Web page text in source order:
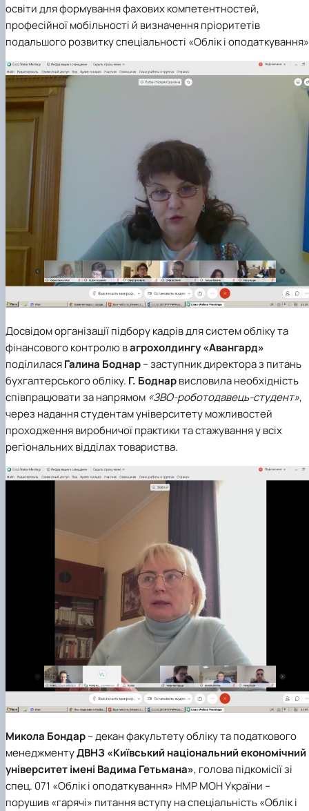
освіти для формування фахових компетентностей,
професійної мобільності й визначення пріоритетів
подальшого розвиткуспеціальності «Облік і оподаткування»
Досвідом організації підбору кадрів для систем обліку та
фінансового контролю вагрохолдингу «Авангард»
поділиласяГалина Боднар– заступник директора з питань
бухгалтерського обліку. Г. Боднарвисловила необхідність
співпрацювати за напрямом «ЗВО-роботодавець-студент»,
через надання студентам університету можливостей
проходження виробничої практики та стажування у всіх
регіональних відділах товариства.
Микола Бондар– декан факультету обліку та податкового
менеджментуДВНЗ «Київський національний економічний
університет імені Вадима Гетьмана», голова підкомісії зі
спец. 071 «Облік і оподаткування» НМР МОН України –
порушив «гарячі» питання вступу на спеціальність «Облік і